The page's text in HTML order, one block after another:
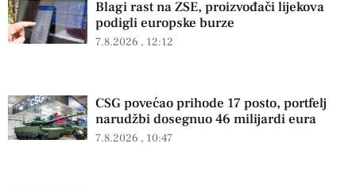
Blagi rast na ZSE, proizvođači lijekova
podigli europske burze
7.8.2026 12:12
CSG povećao prihode 17 posto, portfelj
narudžbi dosegnuo 46 milijardi eura
7.8.2026 10:47